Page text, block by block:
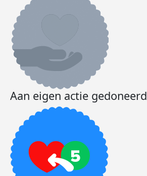
Aan eigen actie gedoneerd